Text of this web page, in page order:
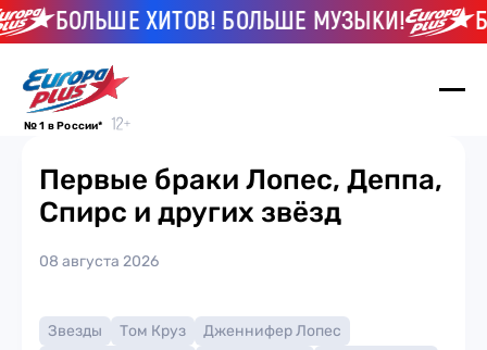
БОЛЬШЕ ХИТОВ! БОЛЬШЕ МУЗЫКИ!
№ 1 в России*
Первые браки Лопес, Деппа,
Спирс и других звёзд
08 августа 2026
Звезды Том Круз
Дженнифер Лопес